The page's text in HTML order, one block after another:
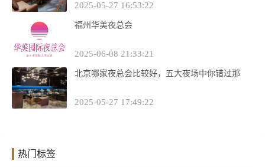
2025-05-27 16:53:22
福州华美夜总会
2025-06-08 21:33:21
北京哪家夜总会比较好，五大夜场中你错过那
2025-05-27 17:49:22
热门标签